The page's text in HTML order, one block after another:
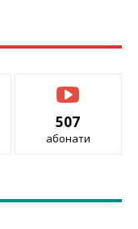
507
абонати